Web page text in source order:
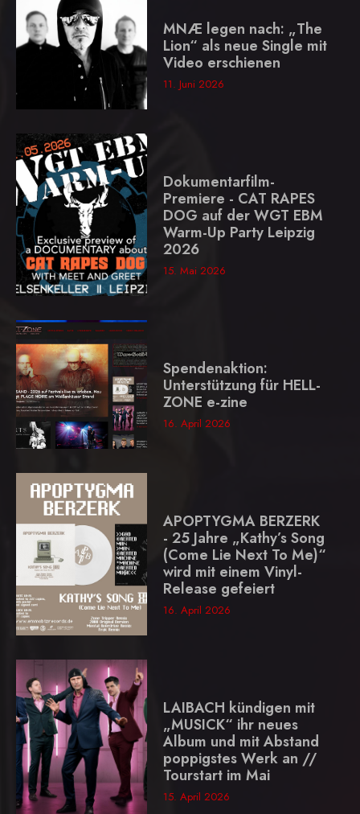
MNÆ legen nach: „The
Lion“ als neue Single mit
Video erschienen
11. Juni 2026
Dokumentarfilm-
Premiere - CAT RAPES
DOG auf der WGT EBM
Warm-Up Party Leipzig
2026
15. Mai 2026
Spendenaktion:
Unterstützung für HELL-
ZONE e-zine
16. April 2026
APOPTYGMA BERZERK
- 25 Jahre „Kathy’s Song
(Come Lie Next To Me)“
wird mit einem Vinyl-
Release gefeiert
16. April 2026
LAIBACH kündigen mit
„MUSICK“ ihr neues
Album und mit Abstand
poppigstes Werk an //
Tourstart im Mai
15. April 2026